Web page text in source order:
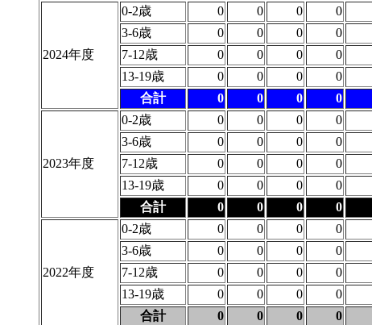
2024年度
0-2歳 0 0 0 0
3-6歳
0 0 0 0
7-12歳
0 0 0 0
13-19歳
0 0 0 0
合計
0 0 0 0
2023年度
0-2歳 0 0 0 0
3-6歳
0 0 0 0
7-12歳
0 0 0 0
13-19歳
0 0 0 0
合計
0 0 0 0
2022年度
0-2歳 0 0 0 0
3-6歳
0 0 0 0
7-12歳
0 0 0 0
13-19歳
0 0 0 0
合計
0 0 0 0